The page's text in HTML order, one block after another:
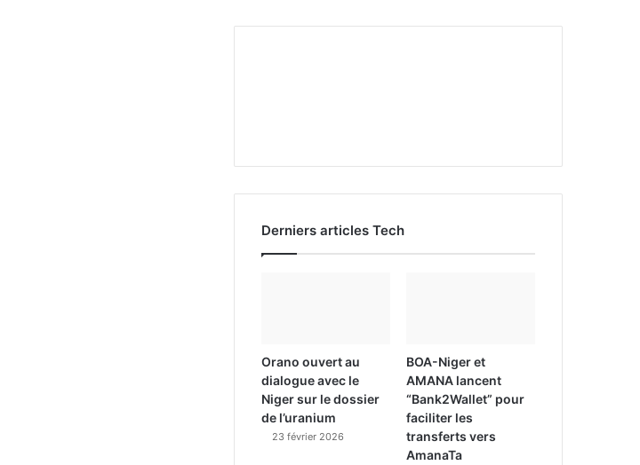
Derniers articles Tech
Orano ouvert au
dialogue avec le
Niger sur le dossier
de l’uranium
23 février 2026
BOA-Niger et
AMANA lancent
“Bank2Wallet” pour
faciliter les
transferts vers
AmanaTa